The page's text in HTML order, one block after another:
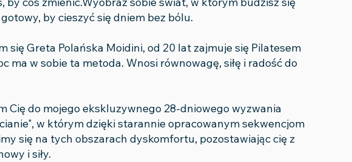
by cieszyć się dniem bez bólu.
się Greta Polańska Moidini, od 20 lat zajmuje się Pilatesem
ma w sobie ta metoda. Wnosi równowagę, siłę i radość do
Cię do mojego ekskluzywnego 28-dniowego wyzwania
w którym dzięki starannie opracowanym sekwencjom
się na tych obszarach dyskomfortu, pozostawiając cię z
i siły.